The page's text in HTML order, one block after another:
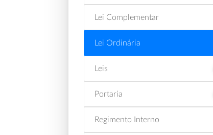
Lei Complementar
Lei Ordinária
Leis
Portaria
Regimento Interno